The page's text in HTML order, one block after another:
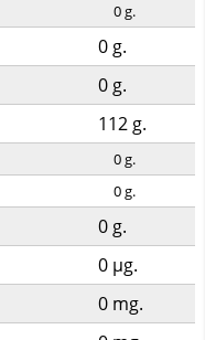
0g.
0 g.
0 g.
112 g.
0g.
0g.
0 g.
0 µg.
0 mg.